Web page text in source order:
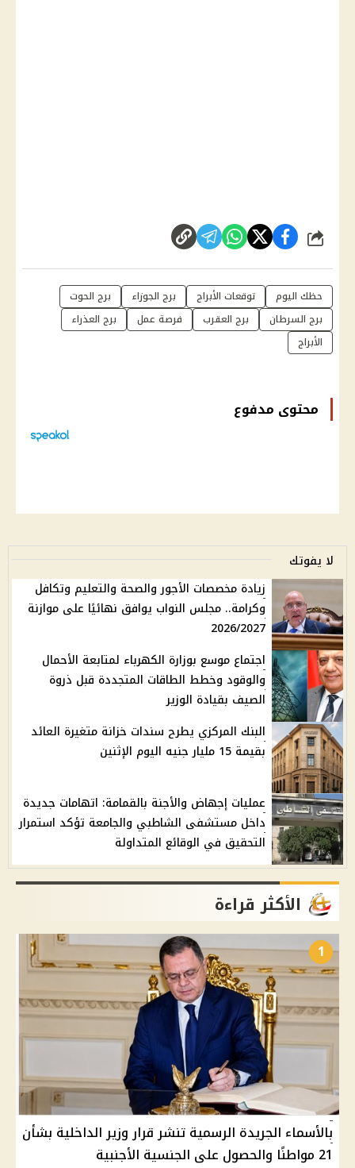
شارك
حظك اليوم توقعات الأبراج برج الجوزاء
برج الحوت
برج السرطان
برج العقرب فرصة عمل
برج العذراء
الأبراج
محتوى مدفوع
لا يفوتك
زيادة مخصصات الأجور والصحة والتعليم وتكافل
وكرامة.. مجلس النواب يوافق نهائيًا على موازنة
2026/2027
اجتماع موسع بوزارة الكهرباء لمتابعة الأحمال
والوقود وخطط الطاقات المتجددة قبل ذروة
الصيف بقيادة الوزير
البنك المركزي يطرح سندات خزانة متغيرة العائد
بقيمة 15 مليار جنيه اليوم الإثنين
عمليات إجهاض والأجنة بالقمامة: اتهامات جديدة
داخل مستشفى الشاطبي والجامعة تؤكد استمرار
التحقيق في الوقائع المتداولة
الأكثر قراءة
1
بالأسماء الجريدة الرسمية تنشر قرار وزير الداخلية بشأن
21 مواطنًا والحصول على الجنسية الأجنبية